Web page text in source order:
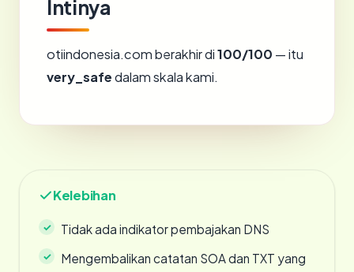
Intinya
otiindonesia.com berakhir di100/100 — itu
very_safedalam skala kami.
Kelebihan
Tidak ada indikator pembajakan DNS
Mengembalikan catatan SOA dan TXT yang